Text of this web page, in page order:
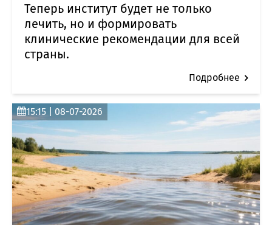
Теперь институт будет не только
лечить, но и формировать
клинические рекомендации для всей
страны.
Подробнее
15:15 | 08-07-2026